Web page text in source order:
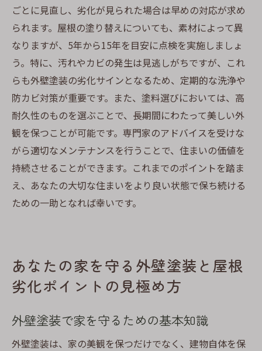
ごとに見直し、劣化が見られた場合は早めの対応が求め
られます。屋根の塗り替えについても、素材によって異
なりますが、5年から15年を目安に点検を実施しましょ
う。特に、汚れやカビの発生は見逃しがちですが、これ
らも外壁塗装の劣化サインとなるため、定期的な洗浄や
防カビ対策が重要です。また、塗料選びにおいては、高
耐久性のものを選ぶことで、長期間にわたって美しい外
観を保つことが可能です。専門家のアドバイスを受けな
がら適切なメンテナンスを行うことで、住まいの価値を
持続させることができます。これまでのポイントを踏ま
え、あなたの大切な住まいをより良い状態で保ち続ける
ための一助となれば幸いです。
あなたの家を守る外壁塗装と屋根
劣化ポイントの見極め方
外壁塗装で家を守るための基本知識
外壁塗装は、家の美観を保つだけでなく、建物自体を保